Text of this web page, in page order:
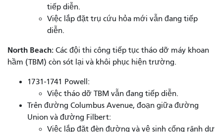
tiếp diễn.
Việc lắp đặt trụ cứu hỏa mới vẫn đang tiếp
diễn.
North Beach: Các đội thi công tiếp tục tháo dỡ máy khoan
hầm (TBM) còn sót lại và khôi phục hiện trường.
1731-1741 Powell:
Việc tháo dỡ TBM vẫn đang tiếp diễn.
Trên đường Columbus Avenue, đoạn giữa đường
Union và đường Filbert:
Việc lắp đặt đèn đường và vệ sinh cống rãnh dự